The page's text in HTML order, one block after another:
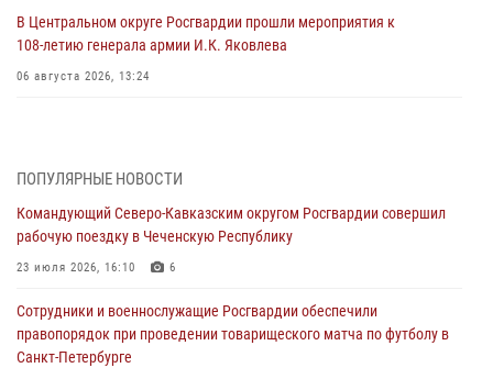
В Центральном округе Росгвардии прошли мероприятия к
108‑летию генерала армии И.К. Яковлева
06 августа 2026, 13:24
06 августа 2026, 12:35 1
Росгвардейцы провели выставку вооружения для участников сбора
«Гвардеец» в Пензе (видео)
06 августа 2026, 12:00
В Курске росгвардейцы приняли участие в митинге, посвященном
второй годовщине вторжения ВСУ на территорию области
06 августа 2026, 11:56
ПОПУЛЯРНЫЕ НОВОСТИ
Командующий Северо-Кавказским округом Росгвардии совершил
рабочую поездку в Чеченскую Республику
23 июля 2026, 16:10 6
Сотрудники и военнослужащие Росгвардии обеспечили
правопорядок при проведении товарищеского матча по футболу в
Санкт-Петербурге